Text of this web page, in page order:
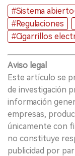
#Sistema
#Regulaciones
#Cigarrillos
Aviso legal
Este artículo se
de investigación
información
empresas,
únicamente con
no constituye
publicidad por